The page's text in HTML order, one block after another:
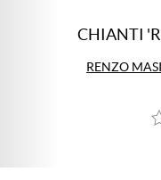
CHIANTI
RENZO